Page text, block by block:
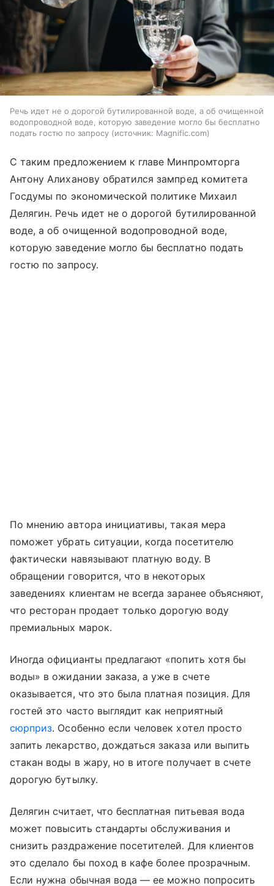
Речь идет не о дорогой бутилированной воде, а об очищенной
водопроводной воде, которую заведение могло бы бесплатно
подать гостю по запросу
источник: Magnific.com
С таким предложением к главе Минпромторга
Антону Алиханову обратился зампред комитета
Госдумы по экономической политике Михаил
Делягин. Речь идет не о дорогой бутилированной
воде, а об очищенной водопроводной воде,
которую заведение могло бы бесплатно подать
гостю по запросу.
По мнению автора инициативы, такая мера
поможет убрать ситуации, когда посетителю
фактически навязывают платную воду. В
обращении говорится, что в некоторых
заведениях клиентам не всегда заранее объясняют,
что ресторан продает только дорогую воду
премиальных марок.
Иногда официанты предлагают «попить хотя бы
воды» в ожидании заказа, а уже в счете
оказывается, что это была платная позиция. Для
гостей это часто выглядит как неприятный
сюрприз. Особенно если человек хотел просто
запить лекарство, дождаться заказа или выпить
стакан воды в жару, но в итоге получает в счете
дорогую бутылку.
Делягин считает, что бесплатная питьевая вода
может повысить стандарты обслуживания и
снизить раздражение посетителей. Для клиентов
это сделало бы поход в кафе более прозрачным.
Если нужна обычная вода — ее можно попросить